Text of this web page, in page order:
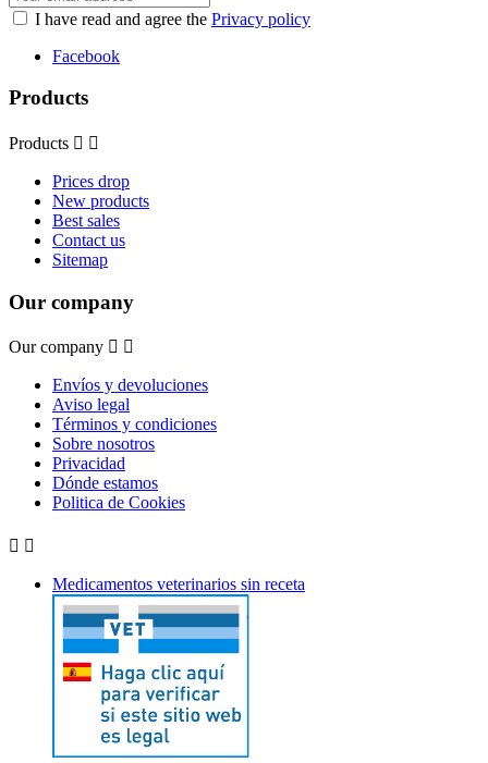
I have read and agree the Privacy policy
Facebook
Products
Products  
Prices drop
New products
Best sales
Contact us
Sitemap
Our company
Our company  
Envíos y devoluciones
Aviso legal
Términos y condiciones
Sobre nosotros
Privacidad
Dónde estamos
Politica de Cookies
 
Medicamentos veterinarios sin receta